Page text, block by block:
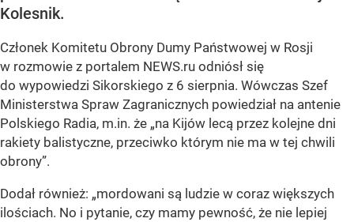
Kolesnik.
Członek Komitetu Obrony Dumy Państwowej w Rosji
w rozmowie z portalem NEWS.ru odniósł się
do wypowiedzi Sikorskiego z 6 sierpnia. Wówczas Szef
Ministerstwa Spraw Zagranicznych powiedział na antenie
Polskiego Radia, m.in. że „na Kijów lecą przez kolejne dni
rakiety balistyczne, przeciwko którym nie ma w tej chwili
obrony”.
Dodał również: „mordowani są ludzie w coraz większych
ilościach. No i pytanie, czy mamy pewność, że nie lepiej